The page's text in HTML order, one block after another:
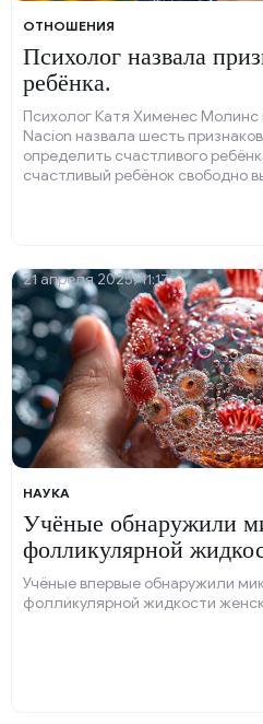
ОТНОШЕНИЯ
Психолог назвала
ребёнка.
Психолог Катя Хименес Молинс
Nacion назвала шесть
определить счастливого
счастливый ребёнок свободно
НАУКА
Учёные обнаружили
фолликулярной
Учёные впервые обнаружили
фолликулярной жидкости
21 апреля 2025, 11:17